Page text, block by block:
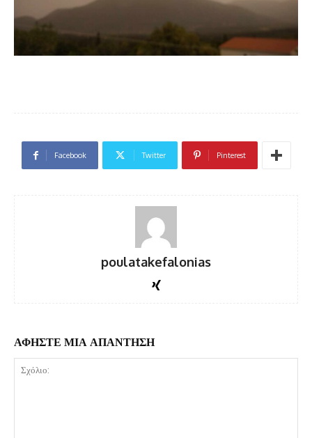
Facebook Twitter Pinterest
poulatakefalonias
ΑΦΗΣΤΕ ΜΙΑ ΑΠΑΝΤΗΣΗ